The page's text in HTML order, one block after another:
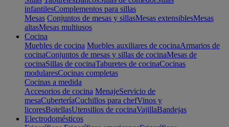
infantilesComplementos para sillas
Mesas Conjuntos de mesas y sillasMesas extensiblesMesas
altasMesas multiusos
Cocina
Muebles de cocina Muebles auxiliares de cocinaArmarios de
cocinaConjuntos de mesas y sillas de cocinaMesas de
cocinaSillas de cocinaTaburetes de cocinaCocinas
modularesCocinas completas
Cocinas a medida
Accesorios de cocina MenajeServicio de
mesaCuberteríaCuchillos para chefVinos y
licoresBotellasUtensilios de cocinaVajillaBandejas
Electrodomésticos